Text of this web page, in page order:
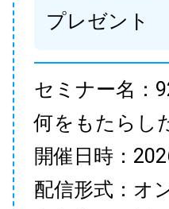
プレゼント
セミナー名：
何をもたらし
開催日時：
配信形式：オ